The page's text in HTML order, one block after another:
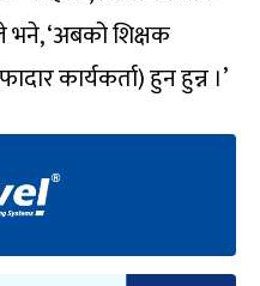
भने, ‘अबको शिक्षक
कार्यकर्ता) हुन हुन्न ।’